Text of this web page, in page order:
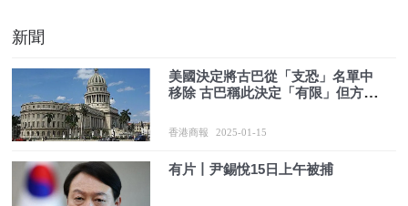
新聞
美國決定將古巴從「支恐」名單中
移除 古巴稱此決定「有限」但方向
香港商報 2025-01-15
有片丨尹錫悅15日上午被捕